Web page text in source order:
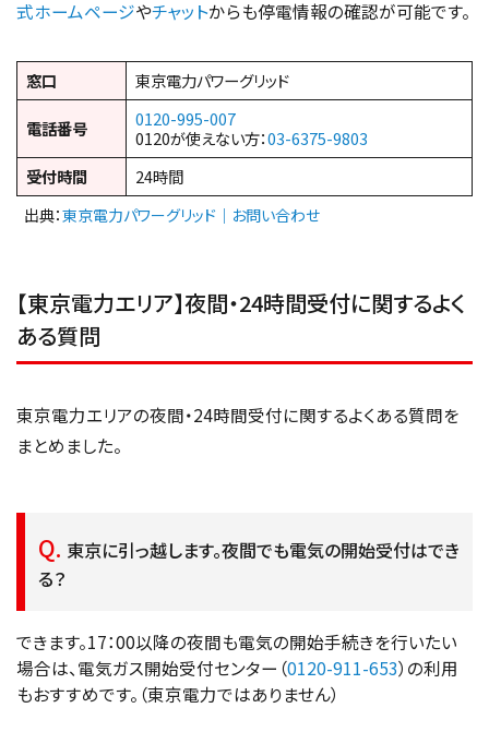
式ホームページやチャットからも停電情報の確認が可能です。
窓口 東京電力パワーグリッド
電話番号
0120-995-007
0120が使えない方：03-6375-9803
受付時間
24時間
出典：東京電力パワーグリッド｜お問い合わせ
【東京電力エリア】夜間・24時間受付に関するよく
ある質問
東京電力エリアの夜間・24時間受付に関するよくある質問を
まとめました。
東京に引っ越します。夜間でも電気の開始受付はでき
る？
できます。17：00以降の夜間も電気の開始手続きを行いたい
場合は、電気ガス開始受付センター（0120-911-653）の利用
もおすすめです。（東京電力ではありません）